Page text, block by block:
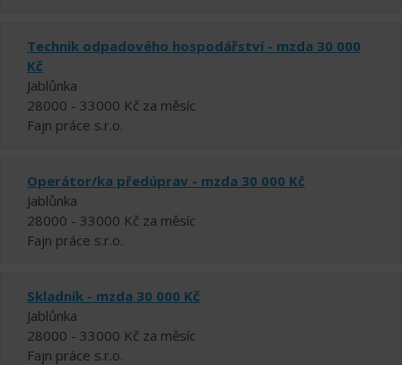
Technik odpadového hospodářství - mzda 30 000
Kč
Jablůnka
28000 - 33000 Kč za měsíc
Fajn práce s.r.o.
Operátor/ka předúprav - mzda 30 000 Kč
Jablůnka
28000 - 33000 Kč za měsíc
Fajn práce s.r.o.
Skladník - mzda 30 000 Kč
Jablůnka
28000 - 33000 Kč za měsíc
Fajn práce s.r.o.